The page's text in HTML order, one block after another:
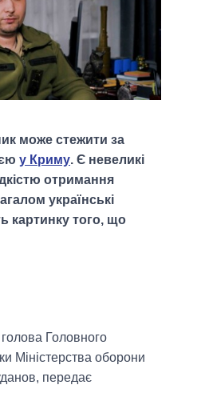
може стежити за
у Криму. Є невеликі
отримання
українські
картинку того, що
Головного
Міністерства оборони
передає